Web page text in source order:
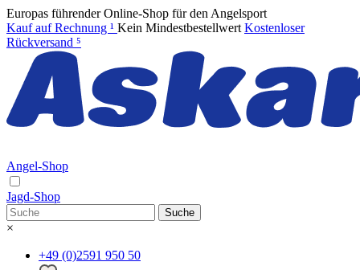
Europas führender Online-Shop für den Angelsport
Kauf auf Rechnung ¹ Kein Mindestbestellwert Kostenloser
Rückversand ⁵
Angel-Shop
Jagd-Shop
Suche
×
+49 (0)2591 950 50